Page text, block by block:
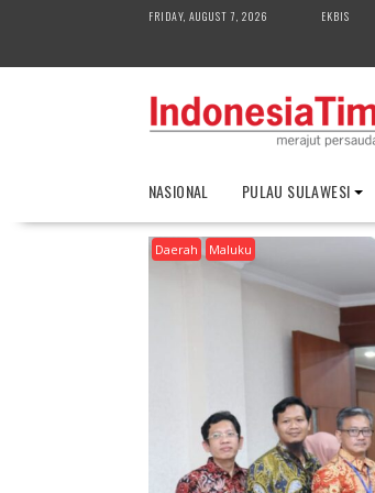
FRIDAY, AUGUST 7, 2026 EKBIS
NASIONAL PULAU SULAWESI
Daerah Maluku